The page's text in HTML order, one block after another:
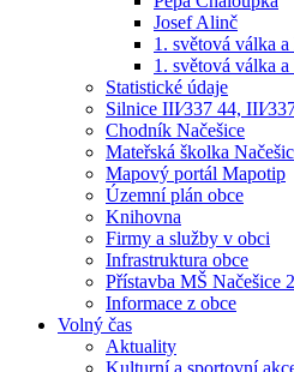
Josef Alinč
1. světová válka a
1. světová válka
Statistické údaje
Silnice III⁄337 44,
Chodník Načešice
Mateřská školka
Mapový portál Mapotip
Územní plán obce
Knihovna
Firmy a služby v obci
Infrastruktura obce
Přístavba MŠ Načešice
Informace z obce
Volný čas
Aktuality
Kulturní a sportovní